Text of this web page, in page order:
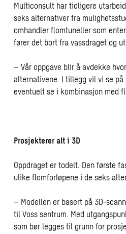
Multiconsult har tidligere
seks alternativer fra
omhandler flomtuneller som
fører det bort fra vassdraget og
– Vår oppgave blir å avdekke
alternativene. I tillegg vil vi se
eventuelt se i kombinasjon med
Prosjekterer alt i 3D
Oppdraget er todelt. Den første
ulike flomforløpene i de seks
– Modellen er basert på 3D-
til Voss sentrum. Med
som bør legges til grunn for